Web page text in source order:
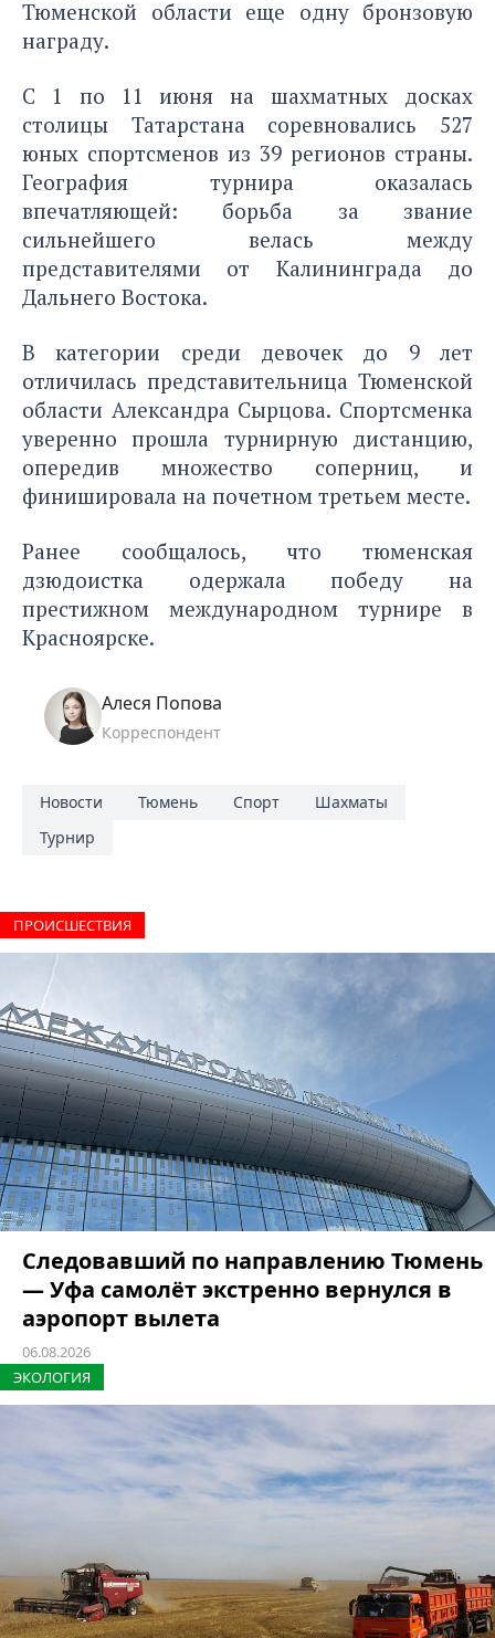
Тюменской области еще одну бронзовую
награду.
С 1 по 11 июня на шахматных досках
столицы Татарстана соревновались 527
юных спортсменов из 39 регионов страны.
География турнира оказалась
впечатляющей: борьба за звание
сильнейшего велась между
представителями от Калининграда до
Дальнего Востока.
В категории среди девочек до 9 лет
отличилась представительница Тюменской
области Александра Сырцова. Спортсменка
уверенно прошла турнирную дистанцию,
опередив множество соперниц, и
финишировала на почетном третьем месте.
Ранее сообщалось, что тюменская
дзюдоистка одержала победу на
престижном международном турнире в
Красноярске.
Алеся Попова
Корреспондент
Новости Тюмень Спорт
Шахматы
Турнир
ПРОИCШЕСТВИЯ
Следовавший по направлению Тюмень
— Уфа самолёт экстренно вернулся в
аэропорт вылета
06.08.2026
ЭКОЛОГИЯ